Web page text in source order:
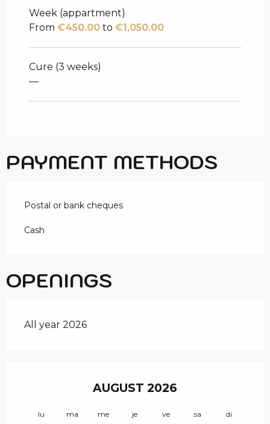
Week (appartment)
From €450.00 to €1,050.00
Cure (3 weeks)
—
PAYMENT METHODS
Postal or bank cheques
Cash
OPENINGS
All year 2026
AUGUST 2026
lu ma me je ve sa di